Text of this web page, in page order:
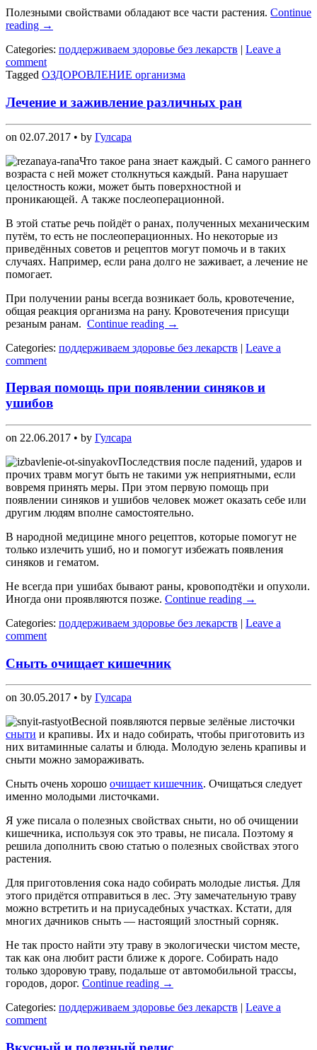
Полезными свойствами обладают все части растения. Continue
reading →
Categories: поддерживаем здоровье без лекарств | Leave a
comment
Tagged ОЗДОРОВЛЕНИЕ организма
Лечение и заживление различных ран
on 02.07.2017 • by Гулсара
Что такое рана знает каждый. С самого раннего
возраста с ней может столкнуться каждый. Рана нарушает
целостность кожи, может быть поверхностной и
проникающей. А также послеоперационной.
В этой статье речь пойдёт о ранах, полученных механическим
путём, то есть не послеоперационных. Но некоторые из
приведённых советов и рецептов могут помочь и в таких
случаях. Например, если рана долго не заживает, а лечение не
помогает.
При получении раны всегда возникает боль, кровотечение,
общая реакция организма на рану. Кровотечения присущи
резаным ранам. Continue reading →
Categories: поддерживаем здоровье без лекарств | Leave a
comment
Первая помощь при появлении синяков и
ушибов
on 22.06.2017 • by Гулсара
Последствия после падений, ударов и
прочих травм могут быть не такими уж неприятными, если
вовремя принять меры. При этом первую помощь при
появлении синяков и ушибов человек может оказать себе или
другим людям вполне самостоятельно.
В народной медицине много рецептов, которые помогут не
только излечить ушиб, но и помогут избежать появления
синяков и гематом.
Не всегда при ушибах бывают раны, кровоподтёки и опухоли.
Иногда они проявляются позже. Continue reading →
Categories: поддерживаем здоровье без лекарств | Leave a
comment
Сныть очищает кишечник
on 30.05.2017 • by Гулсара
Весной появляются первые зелёные листочки
сныти и крапивы. Их и надо собирать, чтобы приготовить из
них витаминные салаты и блюда. Молодую зелень крапивы и
сныти можно замораживать.
Сныть очень хорошо очищает кишечник. Очищаться следует
именно молодыми листочками.
Я уже писала о полезных свойствах сныти, но об очищении
кишечника, используя сок это травы, не писала. Поэтому я
решила дополнить свою статью о полезных свойствах этого
растения.
Для приготовления сока надо собирать молодые листья. Для
этого придётся отправиться в лес. Эту замечательную траву
можно встретить и на приусадебных участках. Кстати, для
многих дачников сныть — настоящий злостный сорняк.
Не так просто найти эту траву в экологически чистом месте,
так как она любит расти ближе к дороге. Собирать надо
только здоровую траву, подальше от автомобильной трассы,
городов, дорог. Continue reading →
Categories: поддерживаем здоровье без лекарств
Leave a
comment